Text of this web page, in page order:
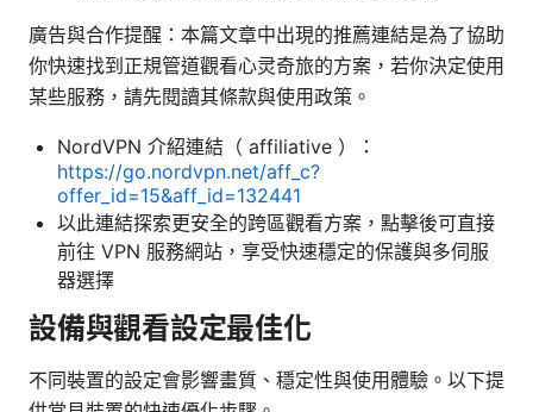
廣告與合作提醒：本篇文章中出現的推薦連結是為了協助
你快速找到正規管道觀看心灵奇旅的方案，若你決定使用
某些服務，請先閱讀其條款與使用政策。
NordVPN 介紹連結（ affiliative ）：
https://go.nordvpn.net/aff_c?
offer_id=15&aff_id=132441
以此連結探索更安全的跨區觀看方案，點擊後可直接
前往 VPN 服務網站，享受快速穩定的保護與多伺服
器選擇
設備與觀看設定最佳化
不同裝置的設定會影響畫質、穩定性與使用體驗。以下提